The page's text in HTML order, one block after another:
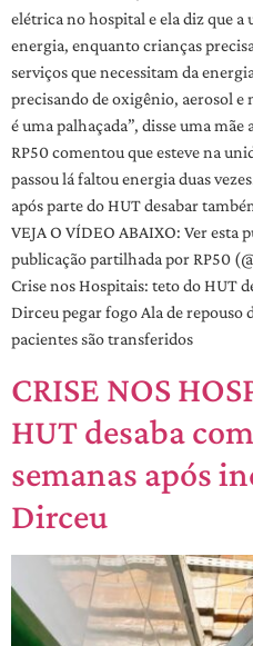
elétrica no hospital e ela diz que a
energia, enquanto crianças
serviços que necessitam da
precisando de oxigênio, aerosol e
é uma palhaçada”, disse uma
RP50 comentou que esteve na
passou lá faltou energia duas
após parte do HUT desabar
VEJA O VÍDEO ABAIXO: Ver esta
publicação partilhada por RP50
Crise nos Hospitais: teto do HUT
Dirceu pegar fogo Ala de repouso
pacientes são transferidos
CRISE NOS
HUT desaba
semanas após
Dirceu